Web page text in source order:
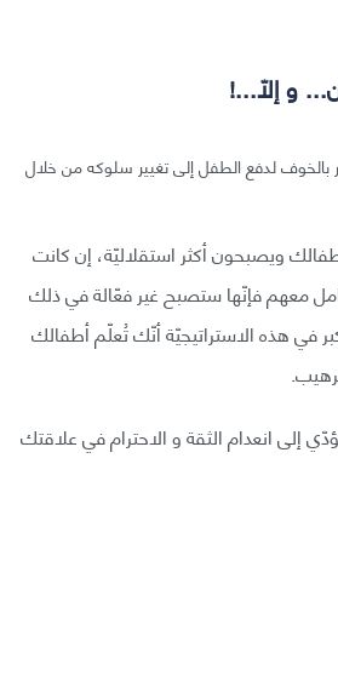
بالخوف لدفع الطفل إلى تغيير سلوكه من خلال
ويصبحون أكثر استقلاليّة، إن كانت
معهم فإنّها ستصبح غير فعّالة في ذلك
في هذه الاستراتيجيّة أنّك تُعلّم أطفالك
إلى انعدام الثقة و الاحترام في علاقتك